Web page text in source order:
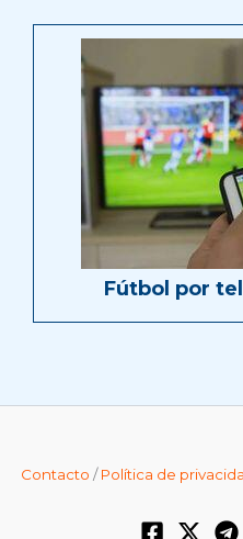
Fútbol por
Contacto /Política de